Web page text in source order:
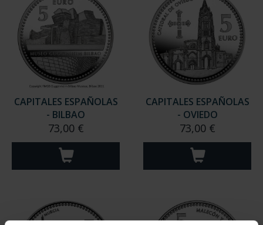
CAPITALES ESPAÑOLAS
- BILBAO
73,00 €
CAPITALES ESPAÑOLAS
- OVIEDO
73,00 €